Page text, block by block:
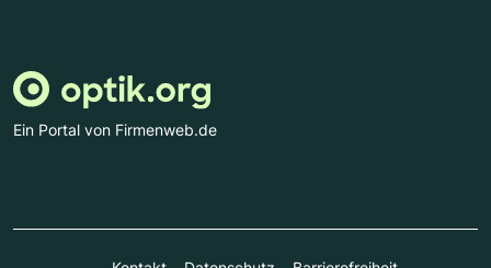
Ein Portal von Firmenweb.de